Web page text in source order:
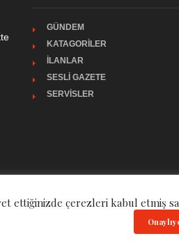
GÜNDEM
KATAGORİLER
İLANLAR
SESLİ GAZETE
SERVİSLER
ettiğinizde çerezleri kabul etmiş